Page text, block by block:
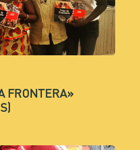
FRONTERA»